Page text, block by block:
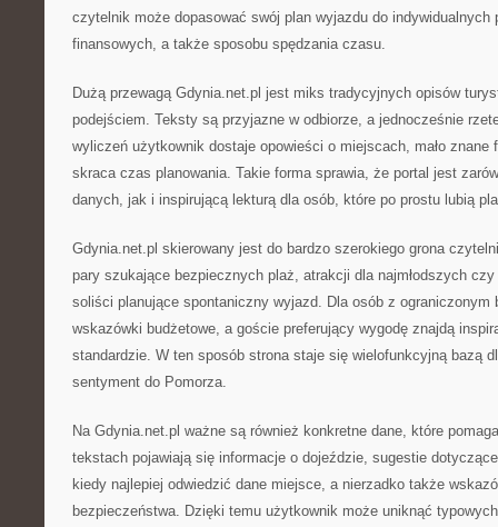
czytelnik może dopasować swój plan wyjazdu do indywidualnych
finansowych, a także sposobu spędzania czasu.
Dużą przewagą Gdynia.net.pl jest miks tradycyjnych opisów
podejściem. Teksty są przyjazne w odbiorze, a jednocześnie
wyliczeń użytkownik dostaje opowieści o miejscach, mało
skraca czas planowania. Takie forma sprawia, że portal jest
danych, jak i inspirującą lekturą dla osób, które po prostu lubią
Gdynia.net.pl skierowany jest do bardzo szerokiego grona
pary szukające bezpiecznych plaż, atrakcji dla najmłodszych
soliści planujące spontaniczny wyjazd. Dla osób z ograniczonym
wskazówki budżetowe, a goście preferujący wygodę znajdą
standardzie. W ten sposób strona staje się wielofunkcyjną bazą
sentyment do Pomorza.
Na Gdynia.net.pl ważne są również konkretne dane, które
tekstach pojawiają się informacje o dojeździe, sugestie
kiedy najlepiej odwiedzić dane miejsce, a nierzadko także
bezpieczeństwa. Dzięki temu użytkownik może uniknąć